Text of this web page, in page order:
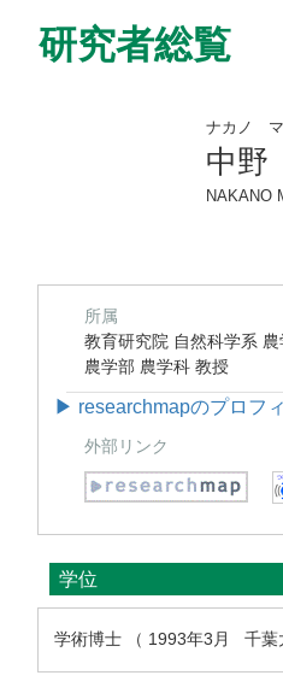
研究者総覧
ナカノ
中
NAKANO
所属
教育研究院 自然科学系
農学部 農学科 教授
▶ researchmapのプロフ
外部リンク
学位
学術博士 （ 1993年3月 千葉